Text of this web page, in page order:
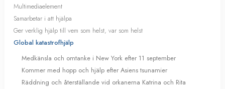
Multimediaelement
Samarbetar i att hjälpa
Ger verklig hjälp till vem som helst, var som helst
Global katastrofhjälp
Medkänsla och omtanke i New York efter 11 september
Kommer med hopp och hjälp efter Asiens tsunamier
Räddning och återställande vid orkanerna Katrina och Rita